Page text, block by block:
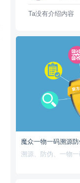
Ta没有介绍内容
魔众一物一码溯源
溯源、防伪、一物